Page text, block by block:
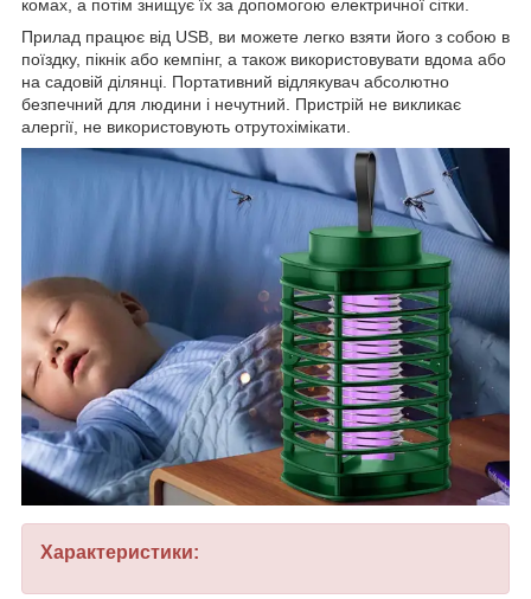
комах, а потім знищує їх за допомогою електричної сітки.
Прилад працює від USB, ви можете легко взяти його з собою в
поїздку, пікнік або кемпінг, а також використовувати вдома або
на садовій ділянці. Портативний відлякувач абсолютно
безпечний для людини і нечутний. Пристрій не викликає
алергії, не використовують отрутохімікати.
Характеристики: